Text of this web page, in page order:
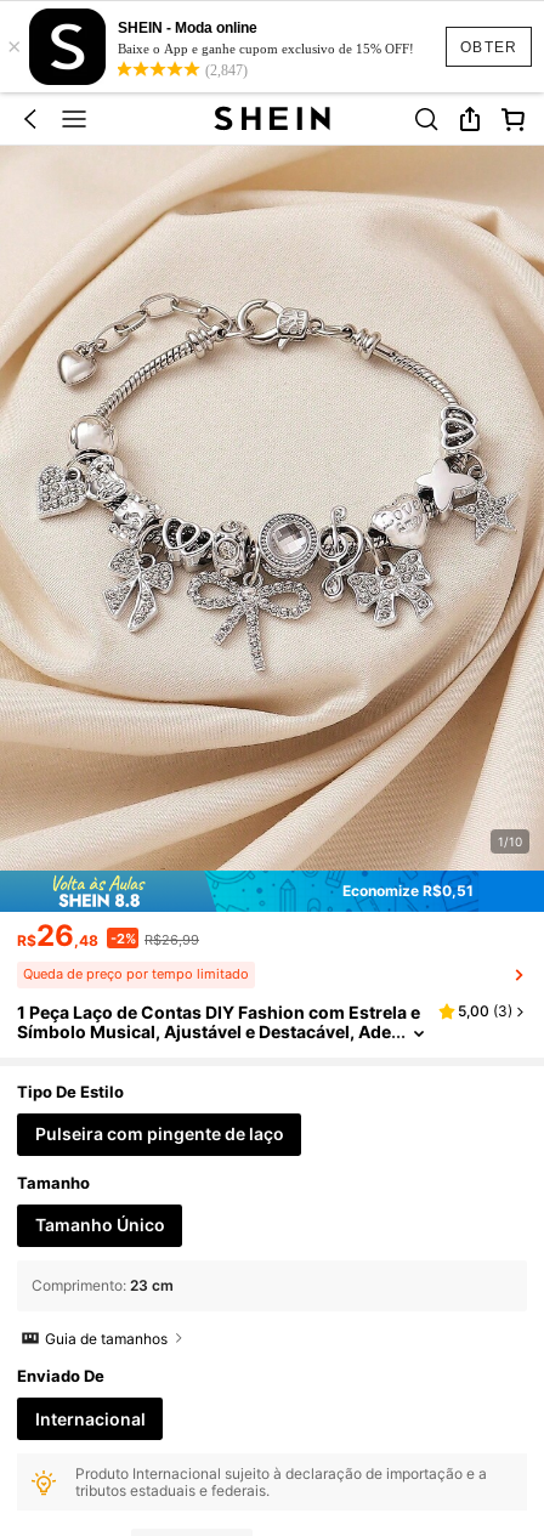
OBTER
×
SHEIN - Moda online
Baixe o App e ganhe cupom exclusivo de 15% OFF!
(2,847)
1/10
Economize R$0,51
R$26,48 -2% R$26,99
Queda de preço por tempo limitado
1 Peça Laço de Contas DIY Fashion com Estrela e
Símbolo Musical, Ajustável e Destacável, Ade
5,00 (3)
Tipo De Estilo
Pulseira com pingente de laço
Tamanho
Tamanho Único
Comprimento: 23 cm
Guia de tamanhos
Enviado De
Internacional
Produto Internacional sujeito à declaração de importação e a
tributos estaduais e federais.